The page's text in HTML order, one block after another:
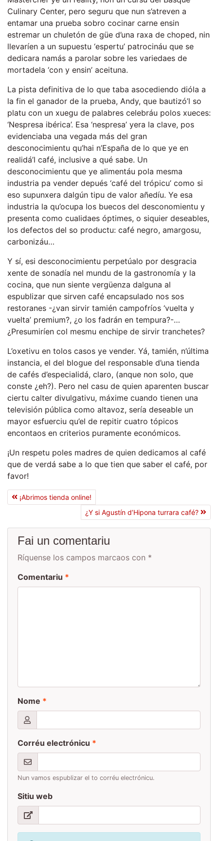
Culinary Center, pero seguru que nun s’atreven a
entamar una prueba sobro cocinar carne ensin
estremar un chuletón de güe d’una raxa de choped, nin
llevaríen a un supuestu ‘espertu’ patrocináu que se
dedicara namás a parolar sobre les variedaes de
mortadela ‘con y ensin’ aceituna.
La pista definitiva de lo que taba asocediendo dióla a
la fin el ganador de la prueba, Andy, que bautizó’l so
platu con un xuegu de palabres celebráu polos xueces:
‘Nespresa ibérica’. Esa ‘nespresa’ yera la clave, pos
evidenciaba una vegada más del gran
desconocimientu qu’hai n’España de lo que ye en
realidá’l café, inclusive a qué sabe. Un
desconocimientu que ye alimentáu pola mesma
industria pa vender depués ‘café del trópicu’ como si
eso supunxera dalgún tipu de valor añedíu. Ye esa
industria la qu’ocupa los buecos del desconomientu y
presenta como cualidaes óptimes, o siquier deseables,
los defectos del so productu: café negro, amargosu,
carbonizáu…
Y sí, esi desconocimientu perpetúalo por desgracia
xente de sonadía nel mundu de la gastronomía y la
cocina, que nun siente vergüenza dalguna al
espublizar que sirven café encapsulado nos sos
restoranes -¿van sirvir tamién campofríos ‘vuelta y
vuelta’ premium?, ¿o los fadrán en tempura?-…
¿Presumiríen col mesmu enchipe de sirvir tranchetes?
L’oxetivu en tolos casos ye vender. Yá, tamién, n’última
instancia, el del blogue del responsable d’una tienda
de cafés d’especialidá, claro, (anque non solo, que
conste ¿eh?). Pero nel casu de quien aparenten buscar
ciertu calter divulgativu, máxime cuando tienen una
televisión pública como altavoz, sería deseable un
mayor esfuerciu qu’el de repitir cuatro tópicos
encontaos en criterios puramente económicos.
¡Un respetu poles madres de quien dedicamos al café
que de verdá sabe a lo que tien que saber el café, por
favor!
¡Abrimos tienda online!
¿Y si Agustín d’Hipona turrara café?
Fai un comentariu
Ríquense los campos marcaos con *
Comentariu *
Nome *
Corréu electrónicu *
Nun vamos espublizar el to corréu electrónicu.
Sitiu web